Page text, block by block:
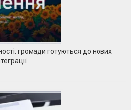
громади готуються до нових